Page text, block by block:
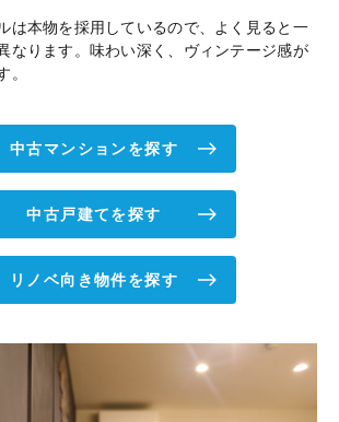
は本物を採用しているので、よく見ると一
なります。味わい深く、ヴィンテージ感が
。
中古マンションを探す
中古戸建てを探す
リノベ向き物件を探す